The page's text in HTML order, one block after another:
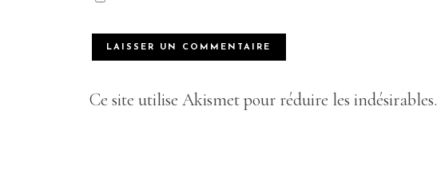
Ce site utilise Akismet pour réduire les indésirables.